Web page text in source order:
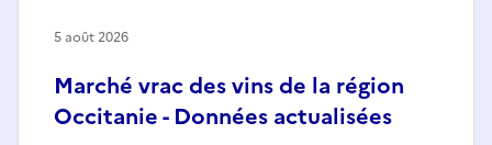
Marché vrac des vins de la région
Occitanie - Données actualisées
5 août 2026